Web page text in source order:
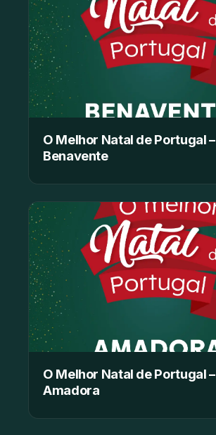
O Melhor Natal de Portugal –
Benavente
O Melhor Natal de Portugal –
Amadora